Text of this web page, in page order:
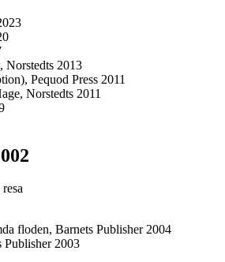
Norstedts 2013
Pequod Press 2011
Norstedts 2011
floden, Barnets Publisher 2004
Publisher 2003